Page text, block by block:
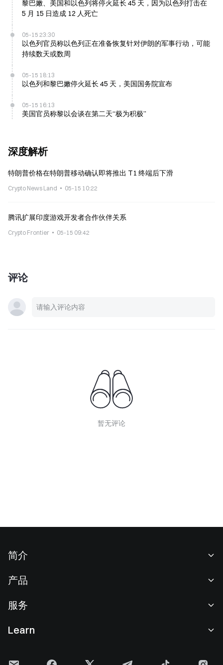
黎巴嫩、美国和以色列将停火延长 45 天，因为以色列打击在
5 月 15 日造成 12 人死亡
05-15 23:30
以色列官员称以色列正在准备恢复针对伊朗的军事行动，可能
持续数天或数周
05-15 18:13
以色列和黎巴嫩停火延长 45 天，美国国务院宣布
05-15 16:13
美国官员称黎以会谈在第二天“极为积极”
深度解析
特朗普价格在特朗普移动确认即将推出 T1 终端后下滑
Crypto News Land 05-15 10:22
腾讯扩展印度游戏开发者合作伙伴关系
Crypto Frontier 05-15 09:42
评论
暂无评论
简介
新闻中心
产品
现货交易
服务
Learn